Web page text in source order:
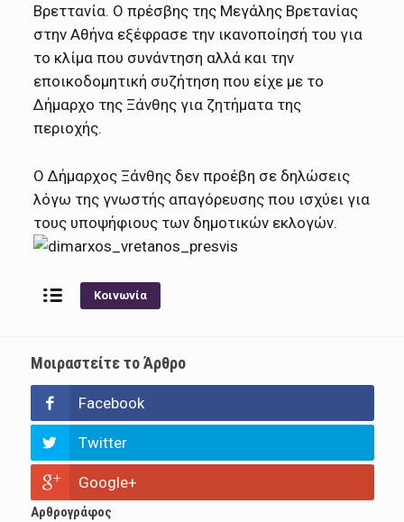
Βρεττανία. Ο πρέσβης της Μεγάλης Βρετανίας
στην Αθήνα εξέφρασε την ικανοποίησή του για
το κλίμα που συνάντηση αλλά και την
εποικοδομητική συζήτηση που είχε με το
Δήμαρχο της Ξάνθης για ζητήματα της
περιοχής.
Ο Δήμαρχος Ξάνθης δεν προέβη σε δηλώσεις
λόγω της γνωστής απαγόρευσης που ισχύει για
τους υποψήφιους των δημοτικών εκλογών.
Κοινωνία
Μοιραστείτε το Άρθρο
Facebook
Twitter
Google+
Αρθρογράφος